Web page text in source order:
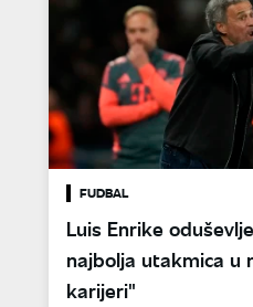
FUDBAL
Luis Enrike
najbolja utakmica u
karijeri"